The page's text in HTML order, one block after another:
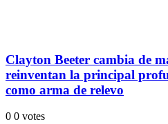
Clayton Beeter cambia de
reinventan la principal
como arma de relevo
0 0 votes